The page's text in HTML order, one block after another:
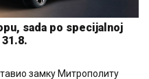
sada po specijalnoj